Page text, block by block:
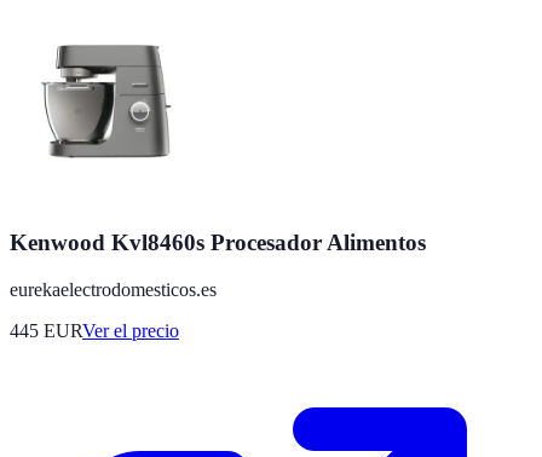
Kenwood Kvl8460s Procesador Alimentos
eurekaelectrodomesticos.es
445 EURVer el precio